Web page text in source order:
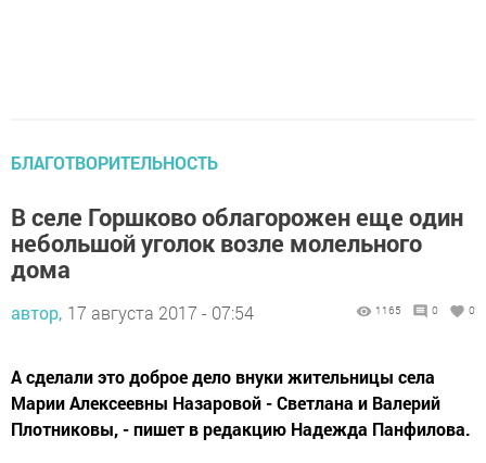
БЛАГОТВОРИТЕЛЬНОСТЬ
В селе Горшково облагорожен еще один
небольшой уголок возле молельного
дома
автор, 17 августа 2017 - 07:54 1165 0 0
А сделали это доброе дело внуки жительницы села
Марии Алексеевны Назаровой - Светлана и Валерий
Плотниковы, - пишет в редакцию Надежда Панфилова.